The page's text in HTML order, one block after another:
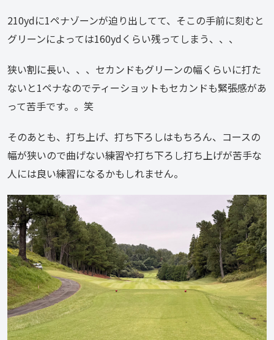
210ydに1ペナゾーンが迫り出してて、そこの手前に刻むと
グリーンによっては160ydくらい残ってしまう、、、
狭い割に長い、、、セカンドもグリーンの幅くらいに打た
ないと1ペナなのでティーショットもセカンドも緊張感があ
って苦手です。。笑
そのあとも、打ち上げ、打ち下ろしはもちろん、コースの
幅が狭いので曲げない練習や打ち下ろし打ち上げが苦手な
人には良い練習になるかもしれません。